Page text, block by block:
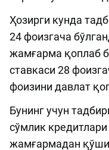
Ҳозирги кунда
24 фоизгача
жамғарма қоплаб
ставкаси 28
фоизини давлат
Бунинг учун
сўмлик
жамғармадан